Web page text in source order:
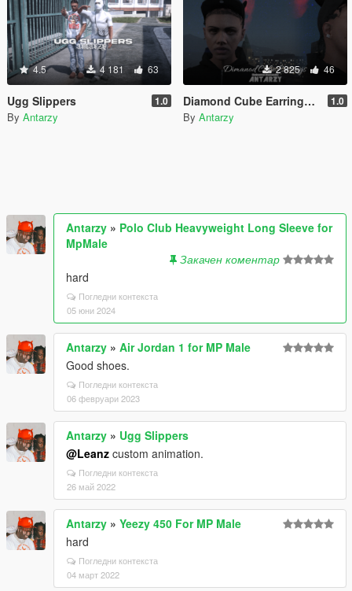
4.5 4 181 63
Ugg Slippers 1.0
By Antarzy
2 825 46
Diamond Cube Earrings for MP Male 1.0
By Antarzy
Antarzy » Polo Club Heavyweight Long Sleeve for
MpMale
Закачен коментар
hard
Погледни контекста
05 юни 2024
Antarzy » Air Jordan 1 for MP Male
Good shoes.
Погледни контекста
06 февруари 2023
Antarzy » Ugg Slippers
@Leanz custom animation.
Погледни контекста
26 май 2022
Antarzy » Yeezy 450 For MP Male
hard
Погледни контекста
04 март 2022